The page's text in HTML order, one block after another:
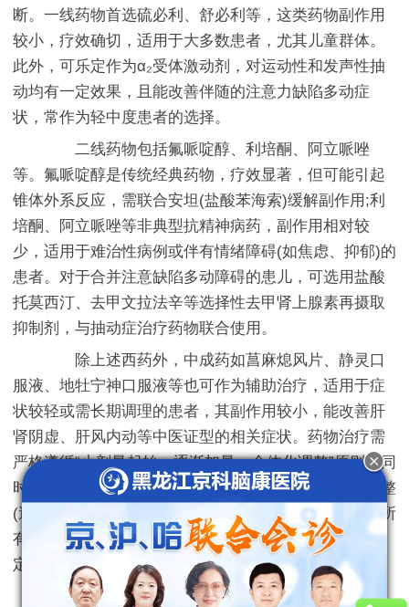
断。一线药物首选硫必利、舒必利等，这类药物副作用
较小，疗效确切，适用于大多数患者，尤其儿童群体。
此外，可乐定作为α₂受体激动剂，对运动性和发声性抽
动均有一定效果，且能改善伴随的注意力缺陷多动症
状，常作为轻中度患者的选择。
二线药物包括氟哌啶醇、利培酮、阿立哌唑
等。氟哌啶醇是传统经典药物，疗效显著，但可能引起
锥体外系反应，需联合安坦(盐酸苯海索)缓解副作用;利
培酮、阿立哌唑等非典型抗精神病药，副作用相对较
少，适用于难治性病例或伴有情绪障碍(如焦虑、抑郁)的
患者。对于合并注意缺陷多动障碍的患儿，可选用盐酸
托莫西汀、去甲文拉法辛等选择性去甲肾上腺素再摄取
抑制剂，与抽动症治疗药物联合使用。
除上述西药外，中成药如菖麻熄风片、静灵口
服液、地牡宁神口服液等也可作为辅助治疗，适用于症
状较轻或需长期调理的患者，其副作用较小，能改善肝
肾阴虚、肝风内动等中医证型的相关症状。药物治疗需
严格遵循“小剂量起始、逐渐加量、个体化调整”原则，同
时配合心理治疗(如行为疗法、家庭干预)和生活方式调整
(避免过度紧张、减少咖啡因摄入)，以达到最佳疗效。所
有用药均需在专科医生指导下进行，密切监测副作用并
定期复查。
黑龙江京科儿童医院「哈尔滨儿童医院京科儿